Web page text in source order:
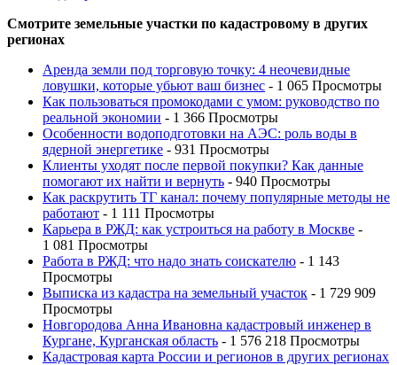
Смотрите земельные участки по кадастровому в других
регионах
Аренда земли под торговую точку: 4 неочевидные
ловушки, которые убьют ваш бизнес - 1 065 Просмотры
Как пользоваться промокодами с умом: руководство по
реальной экономии - 1 366 Просмотры
Особенности водоподготовки на АЭС: роль воды в
ядерной энергетике - 931 Просмотры
Клиенты уходят после первой покупки? Как данные
помогают их найти и вернуть - 940 Просмотры
Как раскрутить ТГ канал: почему популярные методы не
работают - 1 111 Просмотры
Карьера в РЖД: как устроиться на работу в Москве -
1 081 Просмотры
Работа в РЖД: что надо знать соискателю - 1 143
Просмотры
Выписка из кадастра на земельный участок - 1 729 909
Просмотры
Новгородова Анна Ивановна кадастровый инженер в
Кургане, Курганская область - 1 576 218 Просмотры
Кадастровая карта России и регионов в других регионах